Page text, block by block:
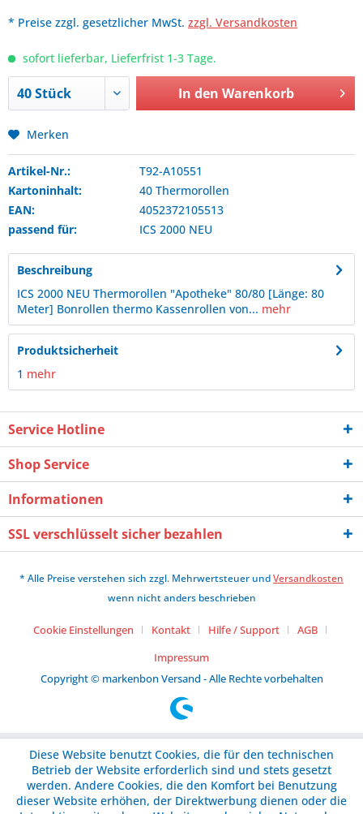
* Preise zzgl. gesetzlicher MwSt. zzgl. Versandkosten
sofort lieferbar, Lieferfrist 1-3 Tage.
In den Warenkorb
Merken
Artikel-Nr.:
T92-A10551
Kartoninhalt:
40 Thermorollen
EAN:
4052372105513
passend für:
ICS 2000 NEU
Beschreibung
ICS 2000 NEU Thermorollen "Apotheke" 80/80 [Länge: 80
Meter] Bonrollen thermo Kassenrollen von... mehr
Produktsicherheit
1 mehr
Service Hotline
Shop Service
Informationen
SSL verschlüsselt sicher bezahlen
* Alle Preise verstehen sich zzgl. Mehrwertsteuer undVersandkosten
wenn nicht anders beschrieben
Cookie Einstellungen Kontakt Hilfe / Support
AGB
Impressum
Copyright © markenbon Versand - Alle Rechte vorbehalten
Diese Website benutzt Cookies, die für den technischen
Betrieb der Website erforderlich sind und stets gesetzt
werden. Andere Cookies, die den Komfort bei Benutzung
dieser Website erhöhen, der Direktwerbung dienen oder die